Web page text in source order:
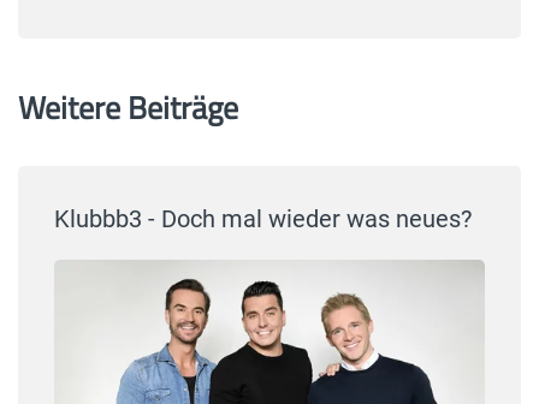
Weitere Beiträge
Klubbb3 - Doch mal wieder was neues?